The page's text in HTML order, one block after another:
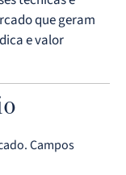
que geram
e valor
Campos